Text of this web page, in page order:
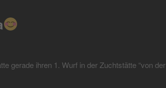
gerade ihren 1. Wurf in der Zuchtstätte “von der